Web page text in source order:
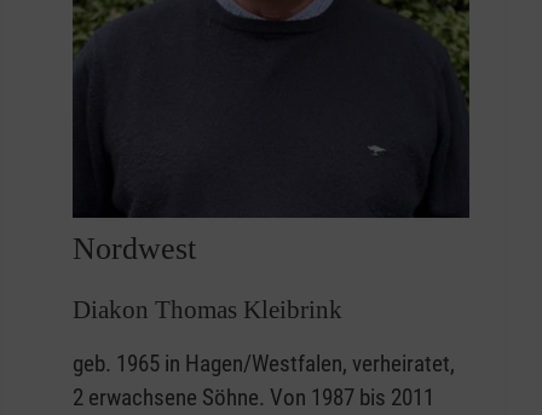
Nordwest
Diakon Thomas Kleibrink
geb. 1965 in Hagen/Westfalen, verheiratet,
2 erwachsene Söhne. Von 1987 bis 2011